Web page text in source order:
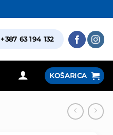
+387 63 194 132
KOŠARICA